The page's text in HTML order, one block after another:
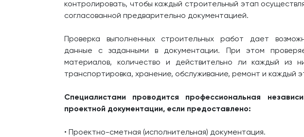
контролировать, чтобы каждый строительный этап
согласованной предварительно документацией.
Проверка выполненных строительных работ дает
данные с заданными в документации. При этом
материалов, количество и действительно ли каждый из
транспортировка, хранение, обслуживание, ремонт и каждый
Специалистами проводится профессиональная
проектной документации, если предоставлено:
• Проектно-сметная (исполнительная) документация.